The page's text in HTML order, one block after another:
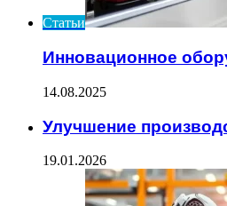
Статьи
Инновационное
14.08.2025
Улучшение
19.01.2026